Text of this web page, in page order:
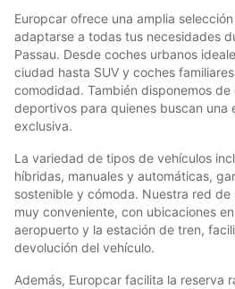
Europcar ofrece una amplia
adaptarse a todas tus necesidades
Passau. Desde coches urbanos
ciudad hasta SUV y coches
comodidad. También disponemos de
deportivos para quienes buscan una
exclusiva.
La variedad de tipos de vehículos
híbridas, manuales y automáticas,
sostenible y cómoda. Nuestra red
muy conveniente, con ubicaciones
aeropuerto y la estación de tren,
devolución del vehículo.
Además, Europcar facilita la reserva